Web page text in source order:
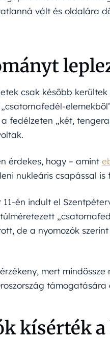
vált és oldalára
csak később
fedélzeten „két,
érdekes, hogy – amint
nukleáris csapással is
11-én indult el
de a nyomozók
mert
kísérték